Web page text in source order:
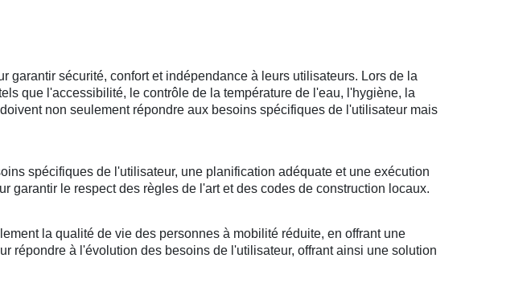
garantir sécurité, confort et indépendance à leurs utilisateurs. Lors de la
que l'accessibilité, le contrôle de la température de l'eau, l'hygiène, la
non seulement répondre aux besoins spécifiques de l'utilisateur mais
spécifiques de l'utilisateur, une planification adéquate et une exécution
garantir le respect des règles de l'art et des codes de construction locaux.
la qualité de vie des personnes à mobilité réduite, en offrant une
répondre à l'évolution des besoins de l'utilisateur, offrant ainsi une solution